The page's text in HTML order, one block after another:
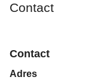
Contact
Contact
Adres